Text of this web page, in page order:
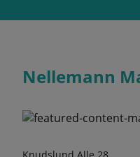
Nellemann